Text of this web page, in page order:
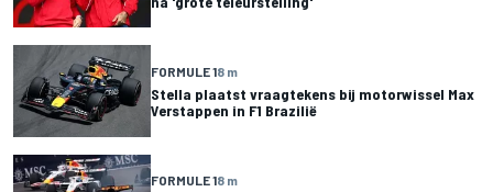
FORMULE 18 m
Stella plaatst vraagtekens bij motorwissel Max
Verstappen in F1 Brazilië
FORMULE 18 m